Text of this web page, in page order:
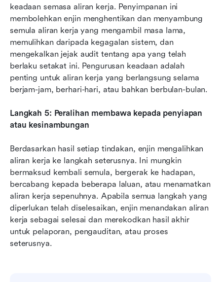
keadaan semasa aliran kerja. Penyimpanan ini
membolehkan enjin menghentikan dan menyambung
semula aliran kerja yang mengambil masa lama,
memulihkan daripada kegagalan sistem, dan
mengekalkan jejak audit tentang apa yang telah
berlaku setakat ini. Pengurusan keadaan adalah
penting untuk aliran kerja yang berlangsung selama
berjam-jam, berhari-hari, atau bahkan berbulan-bulan.
Langkah 5: Peralihan membawa kepada penyiapan
atau kesinambungan
Berdasarkan hasil setiap tindakan, enjin mengalihkan
aliran kerja ke langkah seterusnya. Ini mungkin
bermaksud kembali semula, bergerak ke hadapan,
bercabang kepada beberapa laluan, atau menamatkan
aliran kerja sepenuhnya. Apabila semua langkah yang
diperlukan telah diselesaikan, enjin menandakan aliran
kerja sebagai selesai dan merekodkan hasil akhir
untuk pelaporan, pengauditan, atau proses
seterusnya.